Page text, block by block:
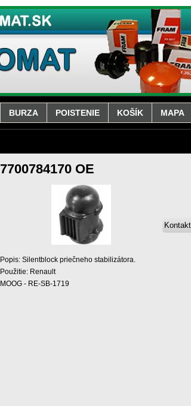
BURZA POISTENIE KOŠÍK MAPA
7700784170 OE
Popis: Silentblock priečneho stabilizátora.
Použitie: Renault
MOOG - RE-SB-1719